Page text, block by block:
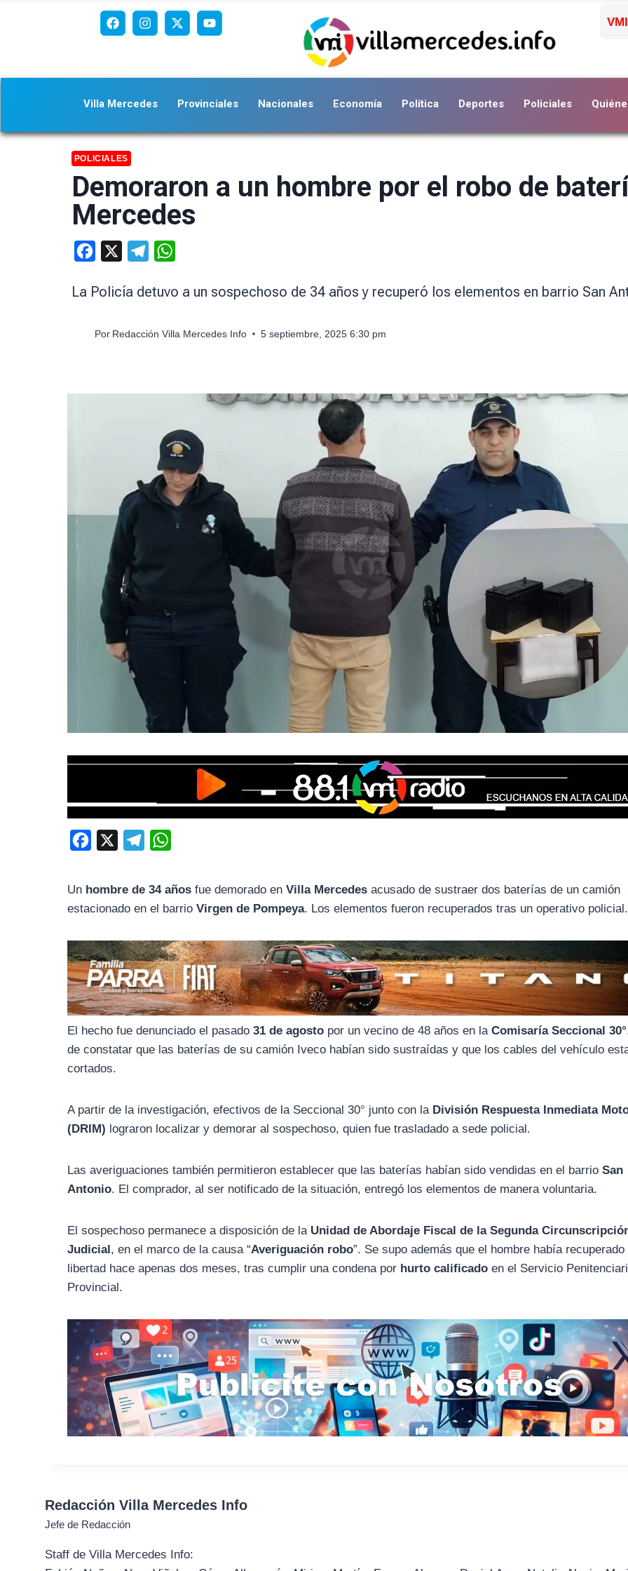
Villa Mercedes Provinciales Nacionales Economía Política Deportes Policiales
POLICIALES
Demoraron a un hombre por el robo de
Mercedes
Facebook Telegram
La Policía detuvo a un sospechoso de 34 años y recuperó los elementos en barrio San
Por Redacción Villa Mercedes Info 5 septiembre, 2025 6:30 pm
e
o
o
k
r
a
m
a
A
p
p
Un hombre de 34 años fue demorado enVilla Mercedes acusado de sustraer dos baterías de un camión
estacionado en el barrioVirgen de Pompeya. Los elementos fueron recuperados tras un operativo policial.
El hecho fue denunciado el pasado31 de agosto por un vecino de 48 años en laComisaría Seccional 30°
de constatar que las baterías de su camión Iveco habían sido sustraídas y que los cables del vehículo
cortados.
A partir de la investigación, efectivos de la Seccional 30° junto con la División Respuesta Inmediata
(DRIM) lograron localizar y demorar al sospechoso, quien fue trasladado a sede policial.
Las averiguaciones también permitieron establecer que las baterías habían sido vendidas en el barrioSan
Antonio. El comprador, al ser notificado de la situación, entregó los elementos de manera voluntaria.
El sospechoso permanece a disposición de la Unidad de Abordaje Fiscal de la Segunda
Judicial, en el marco de la causa “Averiguación robo”. Se supo además que el hombre había recuperado
libertad hace apenas dos meses, tras cumplir una condena por hurto calificado en el Servicio
Provincial.
Redacción Villa Mercedes Info
Jefe de Redacción
Staff de Villa Mercedes Info: